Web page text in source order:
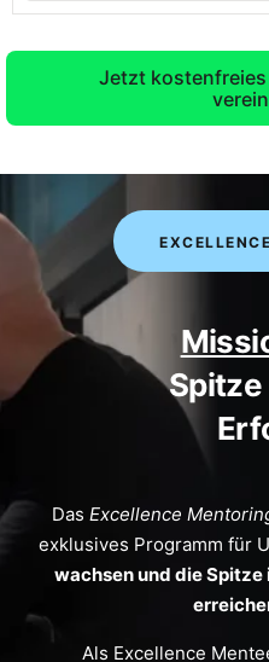
Jetzt
Spitze
Das Excellence
exklusives Programm für
wachsen und die
Als Excellence